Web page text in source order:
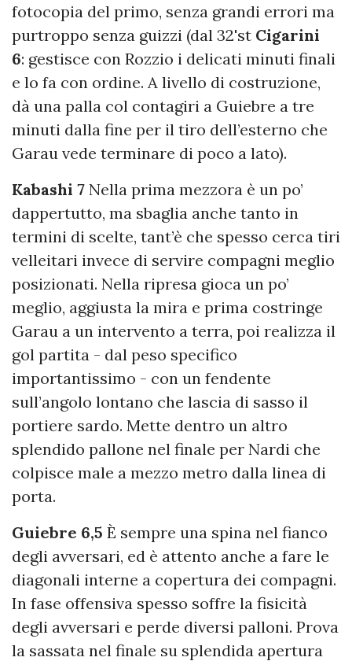
fotocopia del primo, senza grandi errori ma
purtroppo senza guizzi (dal 32'st Cigarini
6: gestisce con Rozzio i delicati minuti finali
e lo fa con ordine. A livello di costruzione,
dà una palla col contagiri a Guiebre a tre
minuti dalla fine per il tiro dell’esterno che
Garau vede terminare di poco a lato).
Kabashi 7 Nella prima mezzora è un po’
dappertutto, ma sbaglia anche tanto in
termini di scelte, tant’è che spesso cerca tiri
velleitari invece di servire compagni meglio
posizionati. Nella ripresa gioca un po’
meglio, aggiusta la mira e prima costringe
Garau a un intervento a terra, poi realizza il
gol partita - dal peso specifico
importantissimo - con un fendente
sull’angolo lontano che lascia di sasso il
portiere sardo. Mette dentro un altro
splendido pallone nel finale per Nardi che
colpisce male a mezzo metro dalla linea di
porta.
Guiebre 6,5 È sempre una spina nel fianco
degli avversari, ed è attento anche a fare le
diagonali interne a copertura dei compagni.
In fase offensiva spesso soffre la fisicità
degli avversari e perde diversi palloni. Prova
la sassata nel finale su splendida apertura